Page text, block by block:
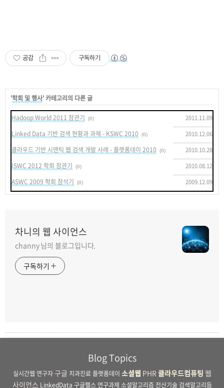
공감 구독하기
'학회 및 행사' 카테고리의 다른 글
Hadoop World 2011 참관기 (0) 2011.11.09
Linked Data 기반 검색 현황과 과제 - KSWC 2010 (0) 2010.12.06
클라우드 기반 시맨틱 웹 검색 개발 사례 - 플랫폼데이 2010 (0) 2010.10.28
ISWC 2012 학회 참관기 (0) 2010.08.12
ASWC 2009 학회 참석기 (0) 2009.12.09
차니의 웹 사이언스
channy 님의 블로그입니다.
구독하기
Blog Topics
실시간웹 연구자구글 치과진료플랫폼데이 소셜웹 PHR 클라우드컴퓨팅 웹
사이언스 LinkedData 구글헬스 연구과제 소셜알고리즘 전산기술 검색알고리듬